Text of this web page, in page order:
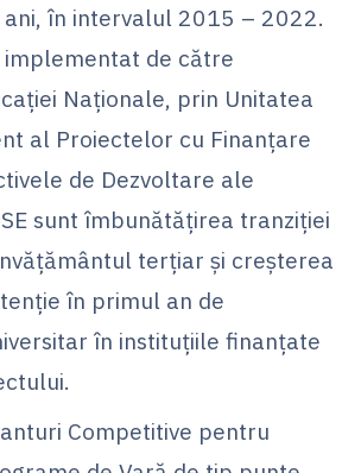
în intervalul 2015 – 2022.
de către
Naționale, prin Unitatea
al Proiectelor cu Finanțare
de Dezvoltare ale
sunt îmbunătățirea tranziției
terțiar și creșterea
în primul an de
în instituțiile finanțate
Competitive pentru